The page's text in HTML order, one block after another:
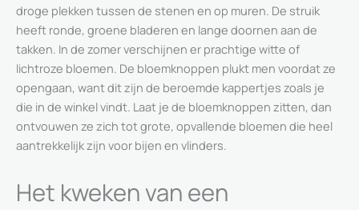
droge plekken tussen de stenen en op muren. De struik
heeft ronde, groene bladeren en lange doornen aan de
takken. In de zomer verschijnen er prachtige witte of
lichtroze bloemen. De bloemknoppen plukt men voordat ze
opengaan, want dit zijn de beroemde kappertjes zoals je
die in de winkel vindt. Laat je de bloemknoppen zitten, dan
ontvouwen ze zich tot grote, opvallende bloemen die heel
aantrekkelijk zijn voor bijen en vlinders.
Het kweken van een